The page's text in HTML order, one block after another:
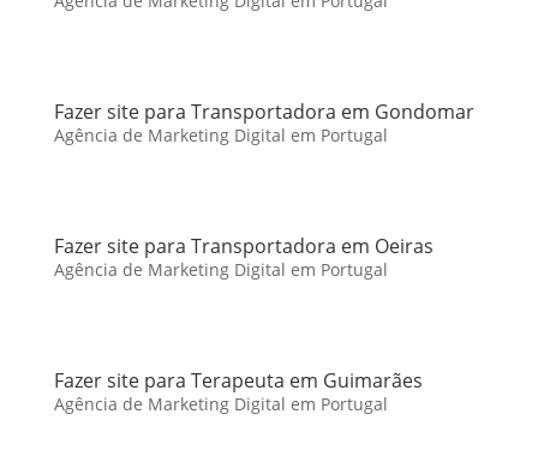
Fazer site para Transportadora em Gondomar
Agência de Marketing Digital em Portugal
Fazer site para Transportadora em Oeiras
Agência de Marketing Digital em Portugal
Fazer site para Terapeuta em Guimarães
Agência de Marketing Digital em Portugal